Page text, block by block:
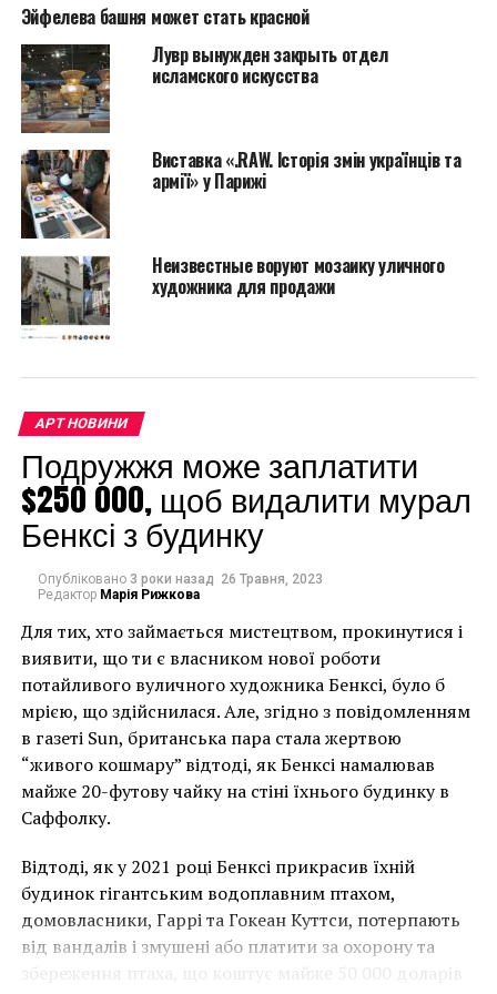
посетителей, которые ждут на улице, от снега и
дождя.
Мэр города Anne
Hidalgo, заявил, что
очень важно «усилить
данный
символический
памятник, поскольку
именно он играет
главную роль в
привлекательности
столицы для
туристов».
Новые инвестиции почти на 45% больше тех,
которые до сегодняшнего дня Париж тратил на
башню. Ранее эта сумма составляла €13,7 млн
ежегодно.
«План направлен на
создание новых
пространств приема и
улучшенное
управление потоком
посетителей, чтобы
уменьшить или
устранить толпы
Эйфелева башня может стать красной
Лувр вынужден закрыть отдел
исламского искусства
Виставка «.RAW. Історія змін українців та
армії» у Парижі
Неизвестные воруют мозаику уличного
художника для продажи
АРТ НОВИНИ
Подружжя може заплатити
$250 000, щоб видалити мурал
Бенксі з будинку
Опубліковано 3 роки назад 26 Травня, 2023
Редактор Марія Рижкова
Для тих, хто займається мистецтвом, прокинутися і
виявити, що ти є власником нової роботи
потайливого вуличного художника Бенксі, було б
мрією, що здійснилася. Але, згідно з повідомленням
в газеті Sun, британська пара стала жертвою
“живого кошмару” відтоді, як Бенксі намалював
майже 20-футову чайку на стіні їхнього будинку в
Саффолку.
Відтоді, як у 2021 році Бенксі прикрасив їхній
будинок гігантським водоплавним птахом,
домовласники, Гаррі та Гокеан Куттси, потерпають
від вандалів і змушені або платити за охорону та
збереження птаха, що коштує майже 50 000 доларів